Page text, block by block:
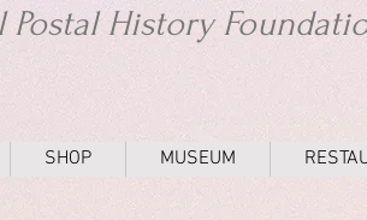
Postal History
SHOP MUSEUM